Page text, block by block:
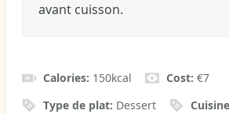
avant cuisson.
Calories: 150kcal Cost:€7
Type de plat: Dessert